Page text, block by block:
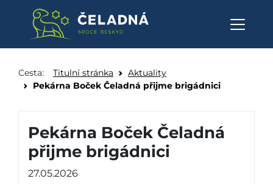
Cesta: Titulní stránka
Aktuality
Pekárna Boček Čeladná přijme brigádnici
Pekárna Boček Čeladná
přijme brigádnici
27.05.2026